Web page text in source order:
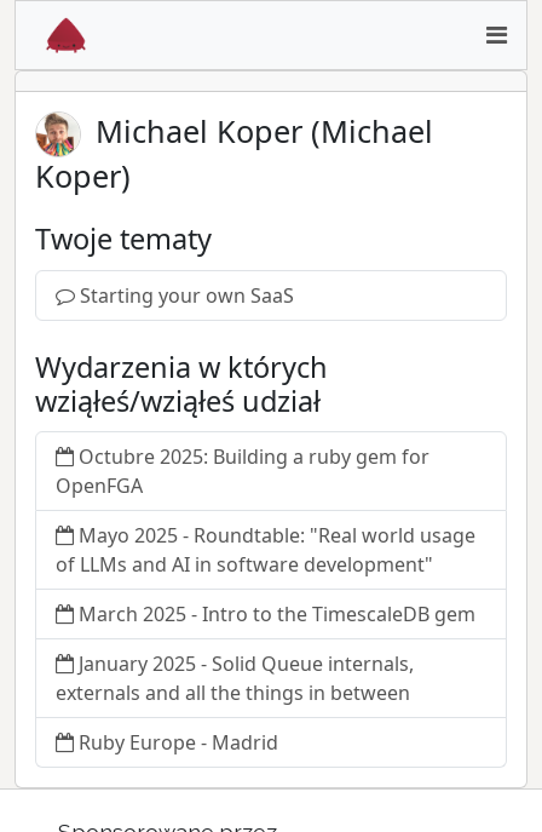
Michael Koper (Michael
Koper)
Twoje tematy
Starting your own SaaS
Wydarzenia w których
wziąłeś/wziąłeś udział
Octubre 2025: Building a ruby gem for
OpenFGA
Mayo 2025 - Roundtable: "Real world usage
of LLMs and AI in software development"
March 2025 - Intro to the TimescaleDB gem
January 2025 - Solid Queue internals,
externals and all the things in between
Ruby Europe - Madrid